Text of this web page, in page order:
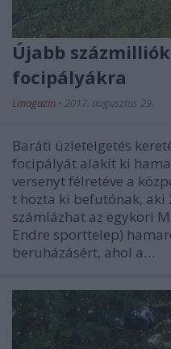
Újabb
focipályákra
Lmagazin • 2017. augusztus 29.
Baráti üzletelgetés
focipályát alakít ki
versenyt félretéve a
t hozta ki befutónak,
számlázhat az egykori
Endre sporttelep)
beruházásért, ahol a…